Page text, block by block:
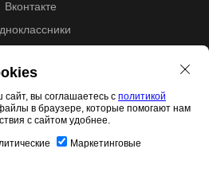
только для
Вконтакте
№5257 от 09.09.2020 (Л035-
67/00192487)
вы соглашаетесь с политикой
в браузере, которые помогают нам
с сайтом удобнее.
Маркетинговые